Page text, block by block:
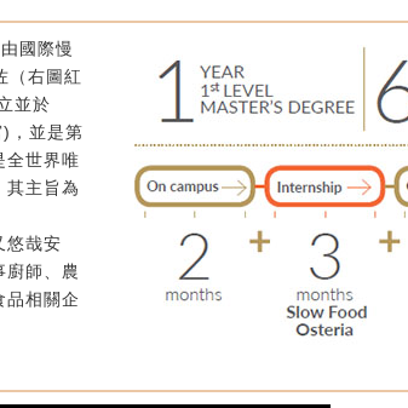
國際慢
（右圖紅
並於
，並是第
全世界唯
其主旨為
悠哉安
廚師、農
品相關企